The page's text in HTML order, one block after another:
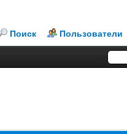
Поиск Пользователи